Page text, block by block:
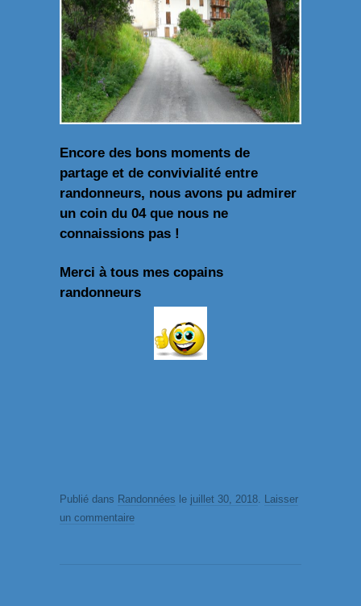
Encore des bons moments de
partage et de convivialité entre
randonneurs, nous avons pu admirer
un coin du 04 que nous ne
connaissions pas !
Merci à tous mes copains
randonneurs
Publié dans Randonnées le juillet 30, 2018. Laisser
un commentaire